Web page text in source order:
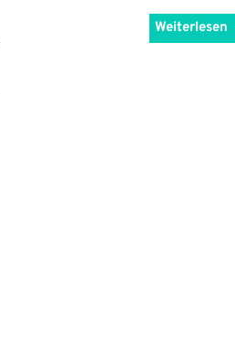
Weiterlesen